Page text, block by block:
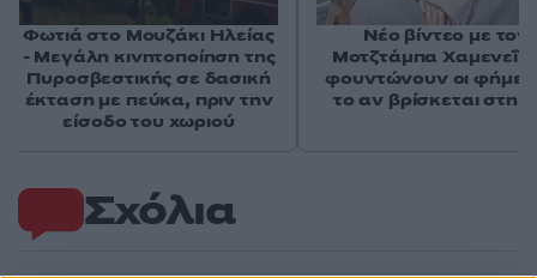
Σχόλια
Φωτιά στο Μουζάκι Ηλείας
- Μεγάλη κινητοποίηση της
Πυροσβεστικής σε δασική
έκταση με πεύκα, πριν την
είσοδο του χωριού
Νέο βίντεο με τον
Μοτζτάμπα Χαμενεΐ
φουντώνουν οι φήμες
το αν βρίσκεται στη